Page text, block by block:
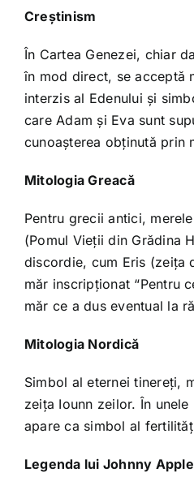
Creştinism
În Cartea Genezei, chiar
în mod direct, se acceptă
interzis al Edenului şi
care Adam şi Eva sunt
cunoaşterea obţinută prin
Mitologia Greacă
Pentru grecii antici,
(Pomul Vieţii din Grădina
discordie, cum Eris (zeiţa
măr inscripţionat “Pentru
măr ce a dus eventual la
Mitologia Nordică
Simbol al eternei tinereţi,
zeiţa Iounn zeilor. În
apare ca simbol al
Legenda lui Johnny